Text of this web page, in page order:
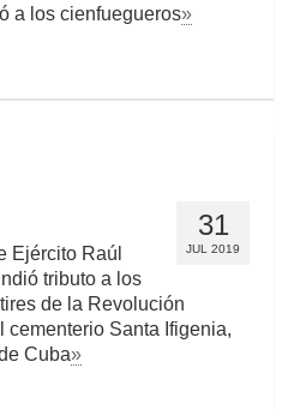
a los cienfuegueros»
31
JUL 2019
Ejército Raúl
tributo a los
de la Revolución
cementerio Santa Ifigenia,
Cuba»